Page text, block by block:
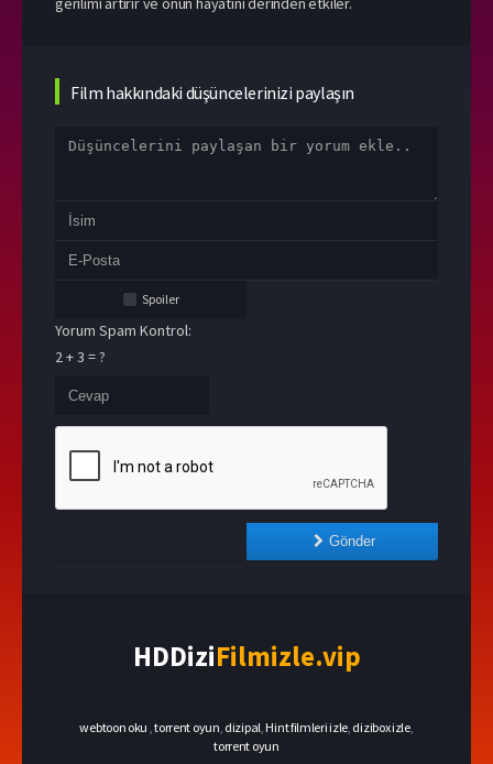
Film hakkındaki düşüncelerinizi paylaşın
Spoiler
Yorum Spam Kontrol:
2 + 3 = ?
Gönder
HDDiziFilmizle.vip
webtoon oku ,torrent oyun dizipal Hint filmleri izle dizibox izle,
torrent oyun